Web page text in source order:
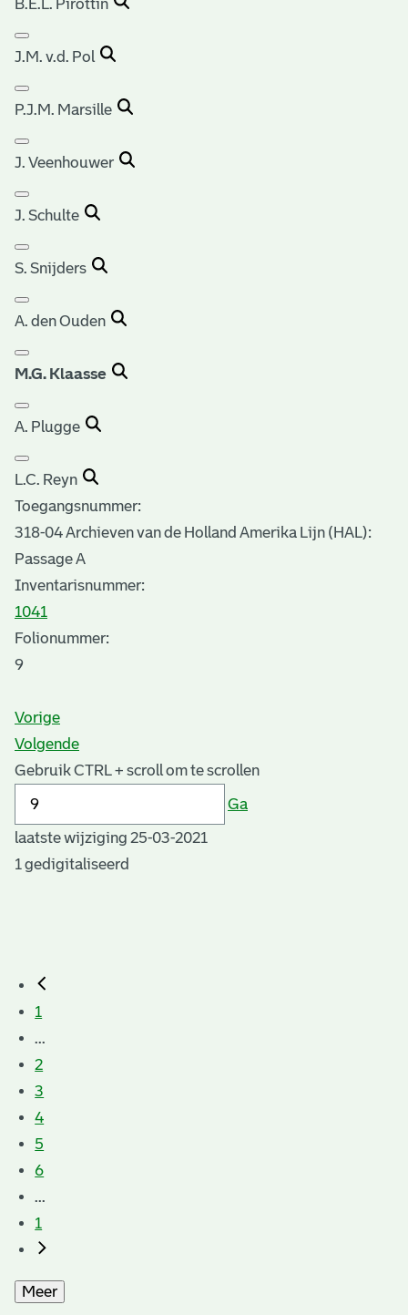
B.E.L. Pirottin
J.M. v.d. Pol
P.J.M. Marsille
J. Veenhouwer
J. Schulte
S. Snijders
A. den Ouden
M.G. Klaasse
A. Plugge
L.C. Reyn
Toegangsnummer:
318-04 Archieven van de Holland Amerika Lijn (HAL):
Passage A
Inventarisnummer:
1041
Folionummer:
9
Vorige
Volgende
Gebruik CTRL + scroll om te scrollen
Ga
laatste wijziging 25-03-2021
1 gedigitaliseerd
1
...
2
3
4
5
6
...
1
Meer